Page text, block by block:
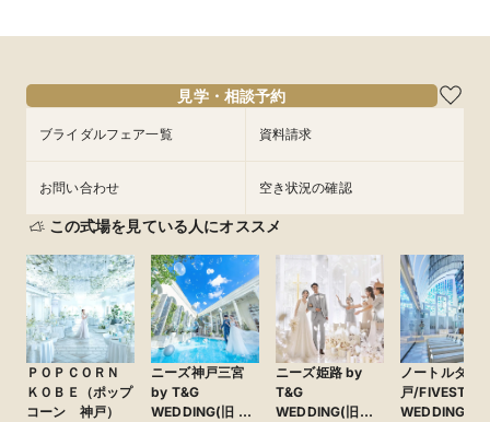
9/3
フェアを予約
9/3
フェアを予約
見学・相談予約
ブライダルフェア一覧 資料請求
お問い合わせ 空き状況の確認
この式場を見ている人にオススメ
ＰＯＰＣＯＲＮ
ＫＯＢＥ（ポップ
コーン 神戸）
ニーズ神戸三宮
by T&G
WEDDING(旧 ベ
ニーズ姫路 by
T&G
WEDDING(旧
ノートルダム
戸/FIVESTAR
WEDDING